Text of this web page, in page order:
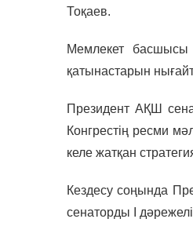
Тоқаев.
Мемлекет басшысы
қатынастарын
Президент АҚШ
Конгрестің ресми
келе жатқан
Кездесу соңында
сенаторды І